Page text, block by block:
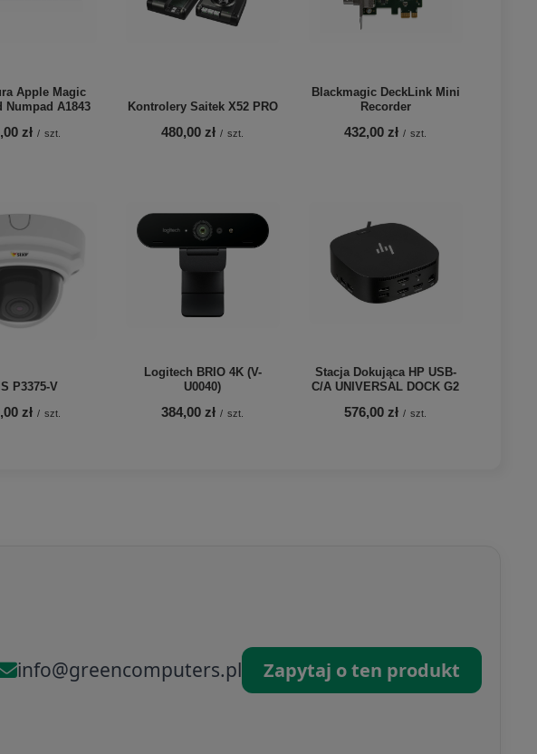
Apple Magic
Numpad A1843
zł / szt.
Kontrolery Saitek X52 PRO
480,00 zł / szt.
Blackmagic DeckLink Mini
Recorder
432,00 zł / szt.
P3375-V
zł / szt.
Logitech BRIO 4K (V-
U0040)
384,00 zł / szt.
Stacja Dokująca HP USB-
C/A UNIVERSAL DOCK G2
576,00 zł / szt.
info@greencomputers.pl Zapytaj o ten produkt